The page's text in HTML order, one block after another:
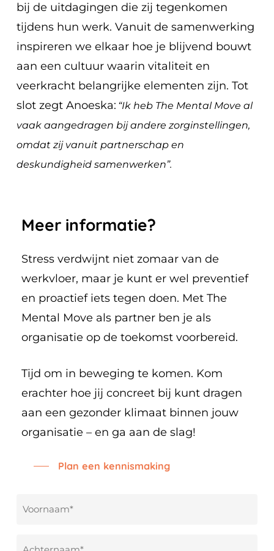
bij de uitdagingen die zij tegenkomen
tijdens hun werk. Vanuit de samenwerking
inspireren we elkaar hoe je blijvend bouwt
aan een cultuur waarin vitaliteit en
veerkracht belangrijke elementen zijn. Tot
slot zegt Anoeska: “Ik heb The Mental Move al
vaak aangedragen bij andere zorginstellingen,
omdat zij vanuit partnerschap en
deskundigheid samenwerken”.
Meer informatie?
Stress verdwijnt niet zomaar van de
werkvloer, maar je kunt er wel preventief
en proactief iets tegen doen. Met The
Mental Move als partner ben je als
organisatie op de toekomst voorbereid.
Tijd om in beweging te komen. Kom
erachter hoe jij concreet bij kunt dragen
aan een gezonder klimaat binnen jouw
organisatie – en ga aan de slag!
Plan een kennismaking
Voornaam
Achternaam *